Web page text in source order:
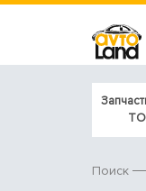
ТО
Поиск